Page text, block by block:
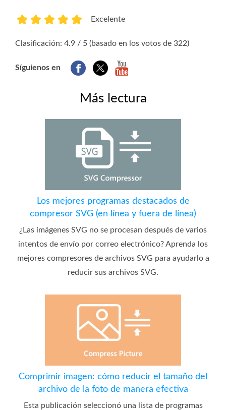
Excelente
Clasificación: 4.9 / 5 (basado en los votos de 322)
Síguienos en
Más lectura
Los mejores programas destacados de
compresor SVG (en línea y fuera de línea)
¿Las imágenes SVG no se procesan después de varios
intentos de envío por correo electrónico? Aprenda los
mejores compresores de archivos SVG para ayudarlo a
reducir sus archivos SVG.
Comprimir imagen: cómo reducir el tamaño del
archivo de la foto de manera efectiva
Esta publicación seleccionó una lista de programas